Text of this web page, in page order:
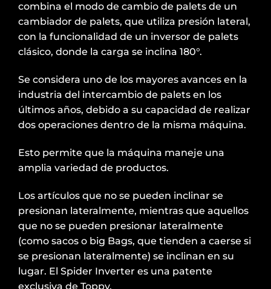
combina el modo de cambio de palets de un
cambiador de palets, que utiliza presión lateral,
con la funcionalidad de un inversor de palets
clásico, donde la carga se inclina 180°.
Se considera uno de los mayores avances en la
industria del intercambio de palets en los
últimos años, debido a su capacidad de realizar
dos operaciones dentro de la misma máquina.
Esto permite que la máquina maneje una
amplia variedad de productos.
Los artículos que no se pueden inclinar se
presionan lateralmente, mientras que aquellos
que no se pueden presionar lateralmente
(como sacos o big Bags, que tienden a caerse si
se presionan lateralmente) se inclinan en su
lugar. El Spider Inverter es una patente
exclusiva de Toppy.